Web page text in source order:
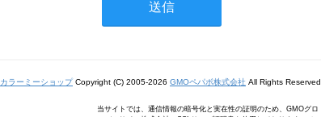
カラーミーショップCopyright (C) 2005-2026 GMOペパボ株式会社 All Rights Reserved.
当サイトでは、通信情報の暗号化と実在性の証明のため、GMOグロ